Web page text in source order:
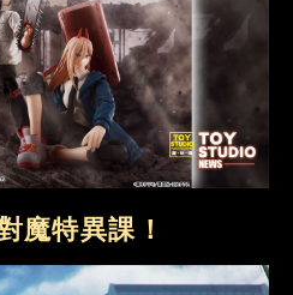
魔特異課！